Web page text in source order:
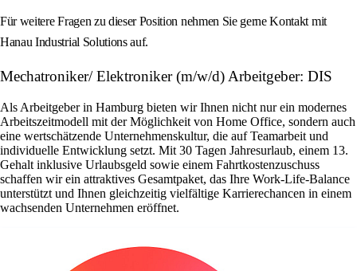
Für weitere Fragen zu dieser Position nehmen Sie gerne Kontakt mit
Hanau Industrial Solutions auf.
Mechatroniker/ Elektroniker (m/w/d) Arbeitgeber: DIS
Als Arbeitgeber in Hamburg bieten wir Ihnen nicht nur ein modernes
Arbeitszeitmodell mit der Möglichkeit von Home Office, sondern auch
eine wertschätzende Unternehmenskultur, die auf Teamarbeit und
individuelle Entwicklung setzt. Mit 30 Tagen Jahresurlaub, einem 13.
Gehalt inklusive Urlaubsgeld sowie einem Fahrtkostenzuschuss
schaffen wir ein attraktives Gesamtpaket, das Ihre Work-Life-Balance
unterstützt und Ihnen gleichzeitig vielfältige Karrierechancen in einem
wachsenden Unternehmen eröffnet.